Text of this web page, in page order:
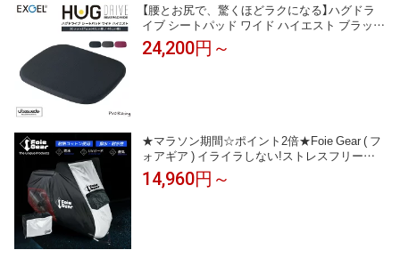
【腰とお尻で、驚くほどラクになる】ハグドラ
イブ シートパッド ワイド ハイエスト ブラック
グレー ローズ お尻痛い 腰痛い 姿勢 疲れ 改善
おすすめ 自動車 運転 車 快適 おしり 柔らかい
24,200円～
★マラソン期間☆ポイント2倍★Foie Gear ( フ
ォアギア ) イライラしない!ストレスフリーな
バイクカバー バイクカバー カバー 耐熱 原付
中型 大型 防水 撥水 前後バイクロック マフラ
14,960円～